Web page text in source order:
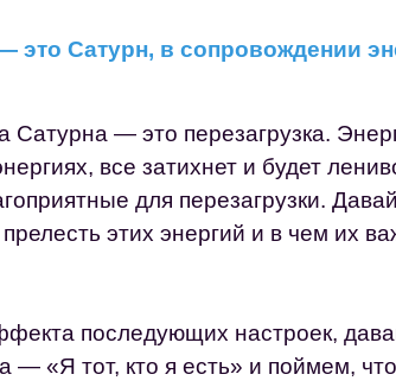
это Сатурн, в сопровождении
— это перезагрузка.
все затихнет и будет
для перезагрузки.
этих энергий и в чем их
последующих настроек,
— «Я тот, кто я есть» и поймем,